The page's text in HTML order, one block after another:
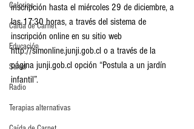
Calorias
Caída de Carnet
Educación
Salud
Radio
Terapias alternativas
inscripción hasta el miércoles 29 de diciembre, a
las 17:30 horas, a través del sistema de
inscripción online en su sitio web
http://simonline.junji.gob.cl o a través de la
página junji.gob.cl opción “Postula a un jardín
infantil”.